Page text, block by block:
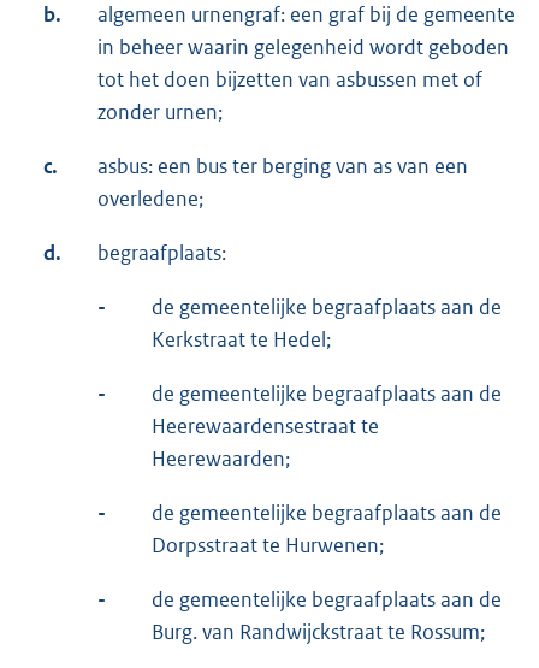
b.
algemeen urnengraf: een graf bij de gemeente
in beheer waarin gelegenheid wordt geboden
tot het doen bijzetten van asbussen met of
zonder urnen;
c.
asbus: een bus ter berging van as van een
overledene;
d. begraafplaats:
-
de gemeentelijke begraafplaats aan de
Kerkstraat te Hedel;
-
de gemeentelijke begraafplaats aan de
Heerewaardensestraat te
Heerewaarden;
-
de gemeentelijke begraafplaats aan de
Dorpsstraat te Hurwenen;
-
de gemeentelijke begraafplaats aan de
Burg. van Randwijckstraat te Rossum;